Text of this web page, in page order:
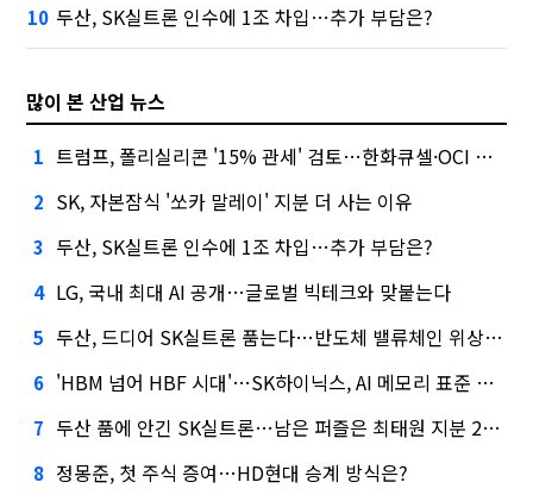
10 두산, SK실트론 인수에 1조 차입…추가 부담은?
많이 본 산업 뉴스
1 트럼프, 폴리실리콘 '15% 관세' 검토…한화큐셀·OCI 영향은?
2 SK, 자본잠식 '쏘카 말레이' 지분 더 사는 이유
3 두산, SK실트론 인수에 1조 차입…추가 부담은?
4 LG, 국내 최대 AI 공개…글로벌 빅테크와 맞붙는다
5 두산, 드디어 SK실트론 품는다…반도체 밸류체인 위상 강화
6 'HBM 넘어 HBF 시대'…SK하이닉스, AI 메모리 표준 선점 나섰다
7 두산 품에 안긴 SK실트론…남은 퍼즐은 최태원 지분 29.4%
8 정몽준, 첫 주식 증여…HD현대 승계 방식은?